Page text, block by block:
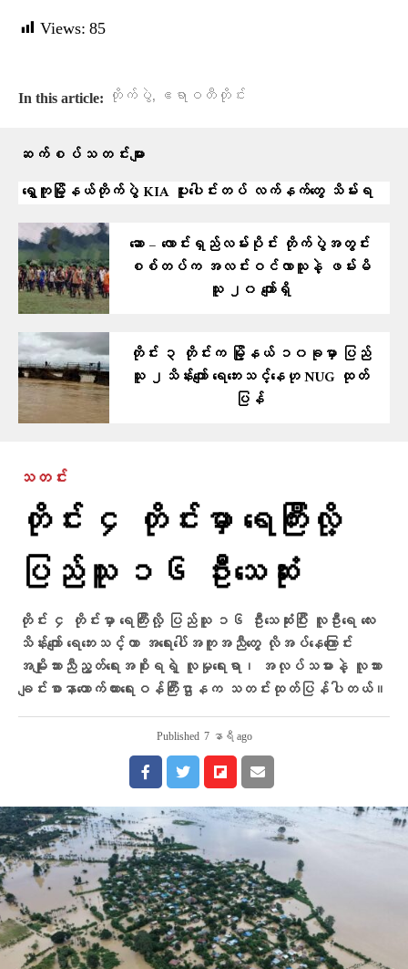
Views: 85
In this article: တိုက်ပွဲ, ဧရာဝတီတိုင်း
ဆက်စပ်သတင်းများ
ရွှေကူမြို့နယ်တိုက်ပွဲ KIA ပူးပေါင်းတပ် လက်နက်တွေ သိမ်းရ
ဆော – လောင်းရှည်လမ်းပိုင်း တိုက်ပွဲအတွင်း
စစ်တပ်က အလင်းဝင်လာသူနဲ့ ဖမ်းမိ
သူ ၂၀ ကျော်ရှိ
တိုင်း ၃ တိုင်းက မြို့နယ် ၁၀ခုမှာ ပြည်
သူ ၂သိန်းကျော် ရေဘေးသင့်နေဟု NUG ထုတ်
ပြန်
သတင်း
တိုင်း ၄ တိုင်းမှာ ရေကြီးလို့
ပြည်သူ ၁၆ ဦးသေဆုံး
တိုင်း ၄ တိုင်းမှာ ရေကြီးလို့ ပြည်သူ ၁၆ ဦးသေဆုံးပြီး လူဦးရေ လေး
သိန်းကျော် ရေဘေးသင့်ကာ အရေးပေါ်အကူအညီတွေ လိုအပ်နေကြောင်း
အမျိုးသားညီညွတ်ရေးအစိုးရရဲ့ လူမှုရေးရာ၊ အလုပ်သမားနဲ့ လူသား
ချင်းစာနာထောက်ထားရေးဝန်ကြီးဌာနက သတင်းထုတ်ပြန်ပါတယ်။
Published 7 နာရီ ago